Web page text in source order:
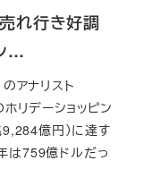
れ行き好調
…
アナリスト
リデーショッピン
億円）に達す
は759億ドルだっ